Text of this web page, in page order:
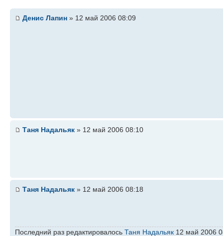
Денис Лапин » 12 май 2006 08:09
Таня Надальяк » 12 май 2006 08:10
Таня Надальяк » 12 май 2006 08:18
Последний раз редактировалось Таня Надальяк 12 май 2006